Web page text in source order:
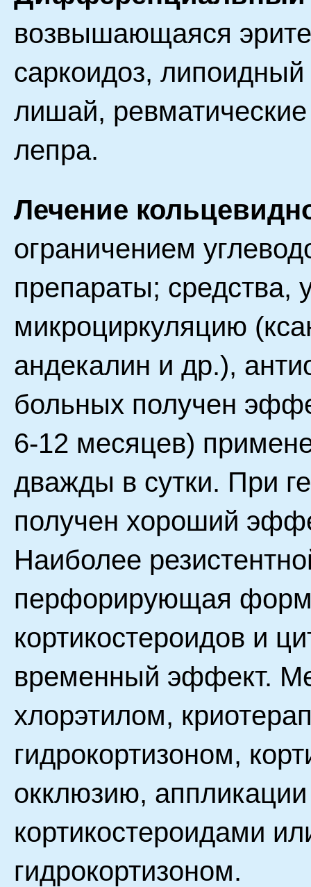
возвышающаяся
саркоидоз,
лишай,
лепра.
Лечение
ограничением
препараты;
микроциркуляцию
андекалин и др.),
больных получен
6-12 месяцев)
дважды в сутки. При
получен хороший
Наиболее
перфорирующая
кортикостероидов и
временный эффект.
хлорэтилом,
гидрокортизоном,
окклюзию,
кортикостероидами
гидрокортизоном.